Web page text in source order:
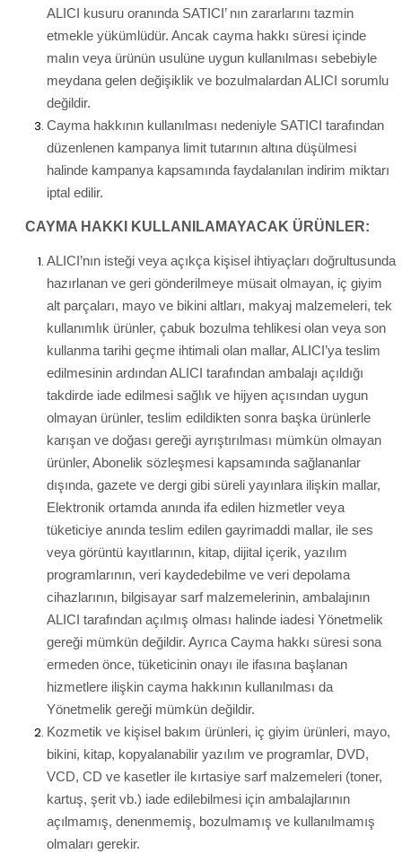
ALICI kusuru oranında SATICI’ nın zararlarını tazmin
etmekle yükümlüdür. Ancak cayma hakkı süresi içinde
malın veya ürünün usulüne uygun kullanılması sebebiyle
meydana gelen değişiklik ve bozulmalardan ALICI sorumlu
değildir.
Cayma hakkının kullanılması nedeniyle SATICI tarafından
düzenlenen kampanya limit tutarının altına düşülmesi
halinde kampanya kapsamında faydalanılan indirim miktarı
iptal edilir.
CAYMA HAKKI KULLANILAMAYACAK ÜRÜNLER:
ALICI’nın isteği veya açıkça kişisel ihtiyaçları doğrultusunda
hazırlanan ve geri gönderilmeye müsait olmayan, iç giyim
alt parçaları, mayo ve bikini altları, makyaj malzemeleri, tek
kullanımlık ürünler, çabuk bozulma tehlikesi olan veya son
kullanma tarihi geçme ihtimali olan mallar, ALICI’ya teslim
edilmesinin ardından ALICI tarafından ambalajı açıldığı
takdirde iade edilmesi sağlık ve hijyen açısından uygun
olmayan ürünler, teslim edildikten sonra başka ürünlerle
karışan ve doğası gereği ayrıştırılması mümkün olmayan
ürünler, Abonelik sözleşmesi kapsamında sağlananlar
dışında, gazete ve dergi gibi süreli yayınlara ilişkin mallar,
Elektronik ortamda anında ifa edilen hizmetler veya
tüketiciye anında teslim edilen gayrimaddi mallar, ile ses
veya görüntü kayıtlarının, kitap, dijital içerik, yazılım
programlarının, veri kaydedebilme ve veri depolama
cihazlarının, bilgisayar sarf malzemelerinin, ambalajının
ALICI tarafından açılmış olması halinde iadesi Yönetmelik
gereği mümkün değildir. Ayrıca Cayma hakkı süresi sona
ermeden önce, tüketicinin onayı ile ifasına başlanan
hizmetlere ilişkin cayma hakkının kullanılması da
Yönetmelik gereği mümkün değildir.
Kozmetik ve kişisel bakım ürünleri, iç giyim ürünleri, mayo,
bikini, kitap, kopyalanabilir yazılım ve programlar, DVD,
VCD, CD ve kasetler ile kırtasiye sarf malzemeleri (toner,
kartuş, şerit vb.) iade edilebilmesi için ambalajlarının
açılmamış, denenmemiş, bozulmamış ve kullanılmamış
olmaları gerekir.